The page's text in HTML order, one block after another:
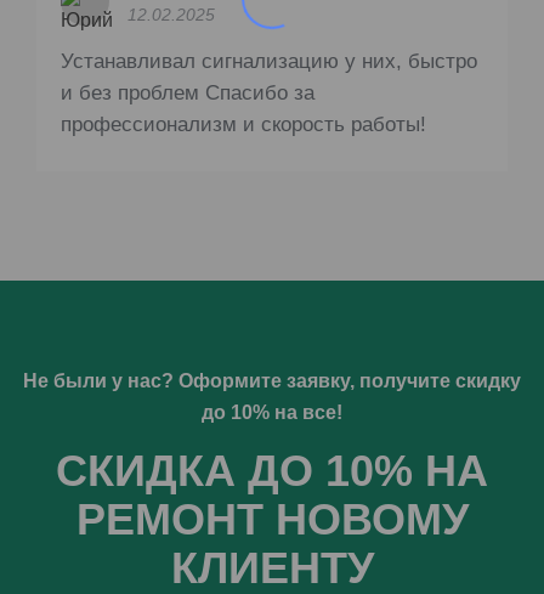
12.02.2025
Устанавливал сигнализацию у них, быстро
и без проблем Спасибо за
профессионализм и скорость работы!
Не были у нас? Оформите заявку, получите скидку
до 10% на все!
СКИДКА ДО 10% НА
РЕМОНТ НОВОМУ
КЛИЕНТУ